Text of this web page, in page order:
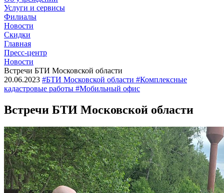
Услуги и сервисы
Филиалы
Новости
Скидки
Главная
Пресс-центр
Новости
Встречи БТИ Московской области
20.06.2023 #БТИ Московской области #Комплексные
кадастровые работы #Мобильный офис
Встречи БТИ Московской области